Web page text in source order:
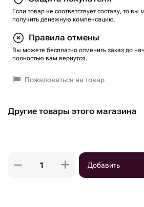
Если товар не соответствует составу, то вы
получить денежную компенсацию.
Правила отмены
Вы можете бесплатно отменить заказ до
полностью вам вернутся.
Пожаловаться на товар
Другие товары этого магазина
Добавить